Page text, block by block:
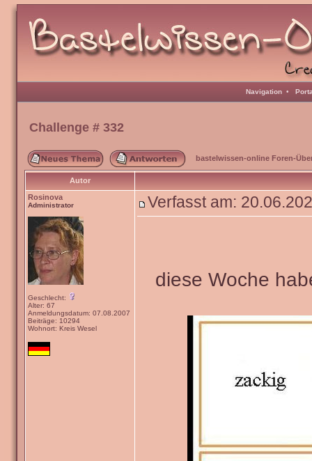
Navigation •
Challenge # 332
bastelwissen-online Foren-
Autor
Rosinova
Administrator
Geschlecht:
Alter: 67
Anmeldungsdatum: 07.08.2007
Beiträge: 10294
Wohnort: Kreis Wesel
Verfasst am:
diese Woche